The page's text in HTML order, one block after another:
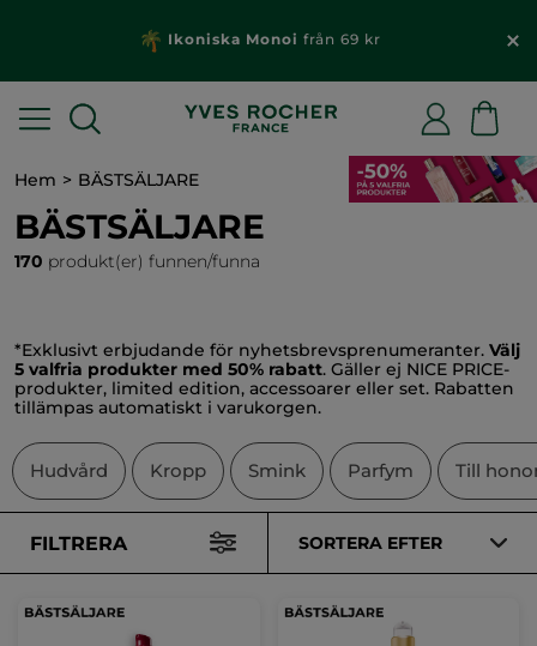
För varje beställning över 229 kr: Få en gåva & fri
frakt
Hem BÄSTSÄLJARE
BÄSTSÄLJARE
170 produkt(er) funnen/funna
*Exklusivt erbjudande för nyhetsbrevsprenumeranter. Välj
5 valfria produkter med 50% rabatt. Gäller ej NICE PRICE-
produkter, limited edition, accessoarer eller set. Rabatten
tillämpas automatiskt i varukorgen.
Hudvård Kropp Smink Parfym Till
FILTRERA SORTERA EFTER